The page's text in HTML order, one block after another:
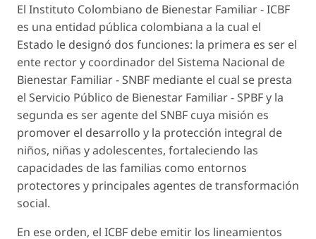
El Instituto Colombiano de Bienestar Familiar - ICBF
es una entidad pública colombiana a la cual el
Estado le designó dos funciones: la primera es ser el
ente rector y coordinador del Sistema Nacional de
Bienestar Familiar - SNBF mediante el cual se presta
el Servicio Público de Bienestar Familiar - SPBF y la
segunda es ser agente del SNBF cuya misión es
promover el desarrollo y la protección integral de
niños, niñas y adolescentes, fortaleciendo las
capacidades de las familias como entornos
protectores y principales agentes de transformación
social.
En ese orden, el ICBF debe emitir los lineamientos